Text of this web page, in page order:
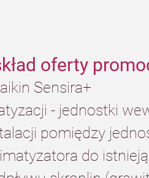
oferty
Sensira+
- jednostki
pomiędzy
do